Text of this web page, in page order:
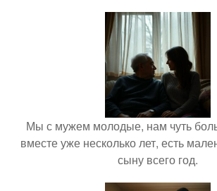
Мы с мужем молодые, нам чуть
вместе уже несколько лет, есть
сыну всего год.